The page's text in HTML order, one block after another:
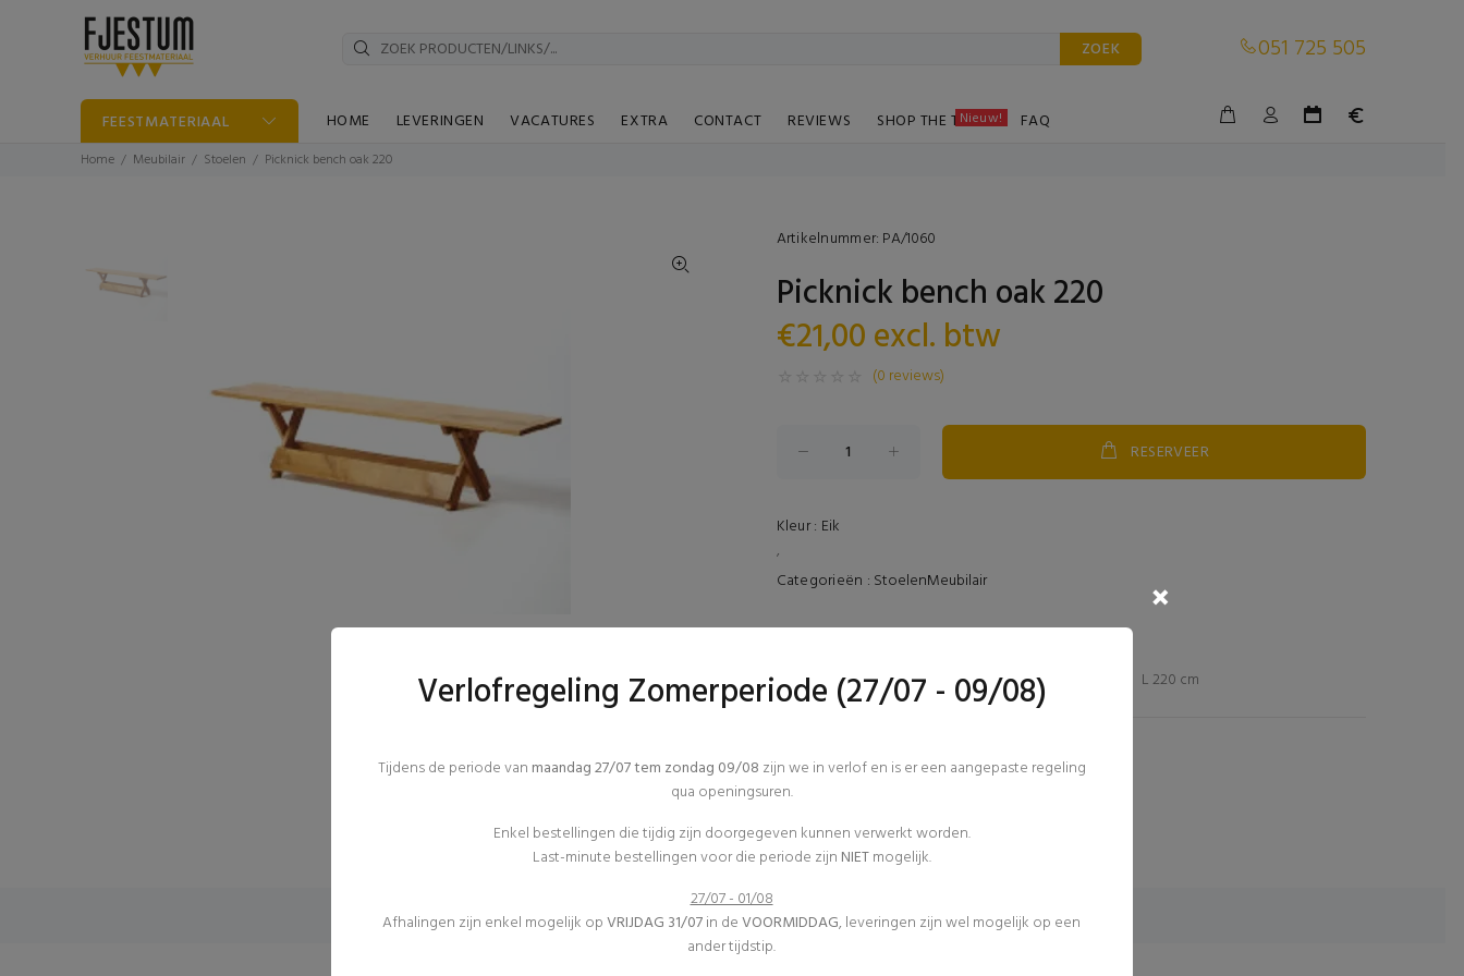
ZOEK 051 725 505
FEESTMATERIAAL HOME LEVERINGEN VACATURES EXTRA CONTACT REVIEWS SHOP THE TABLE
Nieuw! FAQ
Home Meubilair Stoelen Picknick bench oak 220
Artikelnummer: PA/1060
Picknick bench oak 220
€21,00 excl. btw
(0 reviews)
RESERVEER
Kleur : Eik
,
Categorieën : StoelenMeubilair
TECHNISCHE DETAILS
Afmetingen :
L 220 cm
REVIEWS (0)
Verlofregeling Zomerperiode (27/07 - 09/08)
Tijdens de periode van maandag 27/07 tem zondag 09/08 zijn we in verlof en is er een aangepaste regeling
qua openingsuren.
Enkel bestellingen die tijdig zijn doorgegeven kunnen verwerkt worden.
Last-minute bestellingen voor die periode zijn NIETmogelijk.
27/07 - 01/08
Afhalingen zijn enkel mogelijk opVRIJDAG 31/07in deVOORMIDDAG, leveringen zijn wel mogelijk op een
ander tijdstip.